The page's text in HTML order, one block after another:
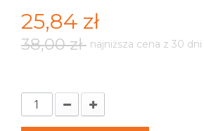
25,84 zł
38,00 zł najniższa cena z 30